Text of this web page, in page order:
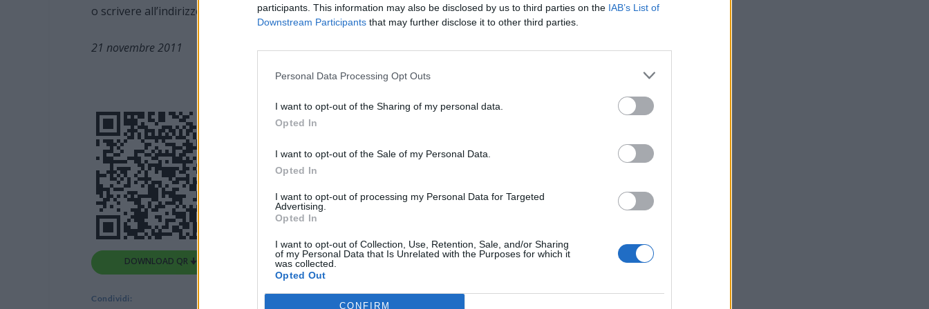
participants. This information may also be disclosed by us to third parties on the IAB’s List of
Downstream Participants that may further disclose it to other third parties.
Personal Data Processing Opt Outs
I want to opt-out of the Sharing of my personal data.
Opted In
I want to opt-out of the Sale of my Personal Data.
Opted In
I want to opt-out of processing my Personal Data for Targeted
Advertising.
Opted In
I want to opt-out of Collection, Use, Retention, Sale, and/or Sharing
of my Personal Data that Is Unrelated with the Purposes for which it
was collected.
Opted Out
CONFIRM
o scrivere all’indirizzo Storie900@comune.serravalle-scrivia.al.it.
21 novembre 2011
DOWNLOAD QR 🠋
Condividi: